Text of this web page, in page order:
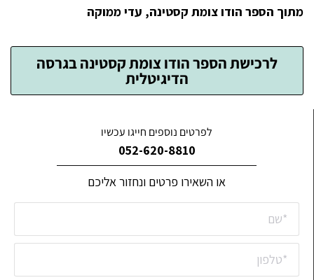
מתוך הספר הודו צומת קסטינה, עדי ממוקה
לרכישת הספר הודו צומת קסטינה בגרסה
הדיגיטלית
לפרטים נוספים חייגו עכשיו
052-620-8810
או השאירו פרטים ונחזור אליכם